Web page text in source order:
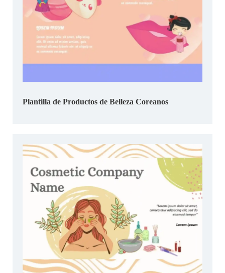
Plantilla de Productos de Belleza Coreanos